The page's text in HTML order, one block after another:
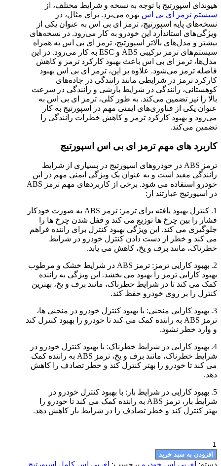
هیوندای اسپورتیج با توجه به نسخه و شرایط مختلف، از
سیستم ترمز ای بی اس بهره می‌برد. برای مثال، در
نسخه‌های پایه اسپورتیج، ترمز ای بی اس به عنوان یکی از
ویژگی‌های استاندارد این خودرو به کار می‌رود. در نسخه‌های
بیشتر و مدل‌های بالاتر اسپورتیج، ترمز ای بی اس به همراه
سیستم‌های ترمز ترکیبی ABS و ESC به کار می‌رود. در این
مدل‌ها، ترمز ای بی اس باعث بهبود کارکرد ترمز و کاهش
فاصله ترمز می‌شود. علاوه بر این، ترمز ای بی اس بهبود
کارکرد ترمز در شرایطی مانند رانندگی در جاده‌های
کوهستانی، رانندگی در شرایط بارشی و رانندگی در سرعت
بالا را نیز تضمین می‌کند. به طور کلی، ترمز ای بی اس به
عنوان یکی از فناوری‌های ایمنی مهم در اسپورتیج به کار
می‌رود و بهبود کارکرد ترمز و کاهش خطرات رانندگی را
تضمین می‌کند.
کاربرد های مهم ترمز ای بی اس اسپورتیج
ترمز ABS در خودروهای اسپورتیج در بسیاری از شرایط
رانندگی مفید است و به عنوان یک ویژگی ایمنی مهم در این
خودرو استفاده می شود. برخی از کاربردهای مهم ترمز ABS
در اسپورتیج عبارتند از:
1. کنترل بهبود یافته برای ترمز: ترمز ABS به صورت خودکار
فشار را بین چرخ ها توزیع می کند و قفل شدن چرخ ها را
جلوگیری می کند. این ویژگی بهبود کنترل برای راننده فراهم
می کند و خطر از دست دادن کنترل خودرو در شرایط
خطرناک، مانند برف و یخ، کاهش می یابد.
2. بهبود کارایی ترمز: ترمز ABS در شرایط خشک و مرطوب
بهبود کارایی ترمز را بهبود می بخشد. این ویژگی به راننده
کمک می کند تا در شرایط خطرناک، مانند برف و یخ، بهترین
کنترل را بر روی خودرو حفظ کند.
3. بهبود کارایی منحنی: با بهبود کنترل خودرو در منحنی ها،
ترمز ABS به راننده کمک می کند تا خودرو را بهبود کنترل کند
و وارد خطر نشود.
4. بهبود کارایی در شرایط خطرناک: با بهبود کنترل خودرو در
شرایط خطرناک، مانند برف و یخ، ترمز ABS به راننده کمک
می کند تا خودرو را بهتر کنترل کند و خطر تصادف را کاهش
دهد.
5. بهبود کارایی در شرایط بار: با بهبود کنترل خودرو در
شرایط بار، ترمز ABS به راننده کمک می کند تا خودرو را
بهتر کنترل کند و خطر تصادف را در شرایط بار کاهش دهد.
ای
بی
اس
افزودن به سبد خرید